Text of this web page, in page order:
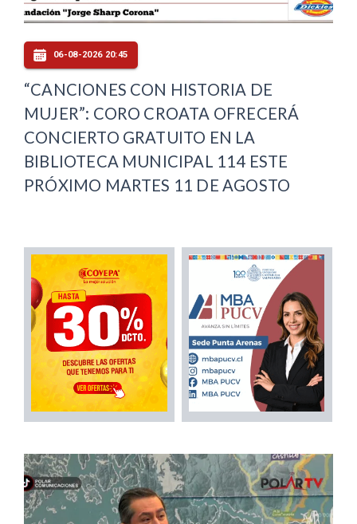
06-08-2026 20:45
“CANCIONES CON HISTORIA DE
MUJER”: CORO CROATA OFRECERÁ
CONCIERTO GRATUITO EN LA
BIBLIOTECA MUNICIPAL 114 ESTE
PRÓXIMO MARTES 11 DE AGOSTO